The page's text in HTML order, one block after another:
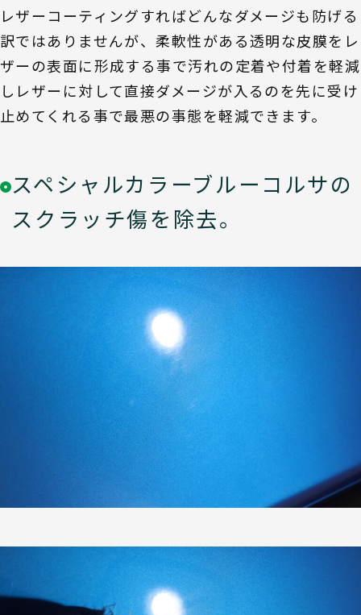
レザーコーティングすればどんなダメージも防げる
訳ではありませんが、柔軟性がある透明な皮膜をレ
ザーの表面に形成する事で汚れの定着や付着を軽減
しレザーに対して直接ダメージが入るのを先に受け
止めてくれる事で最悪の事態を軽減できます。
スペシャルカラーブルーコルサの
スクラッチ傷を除去。